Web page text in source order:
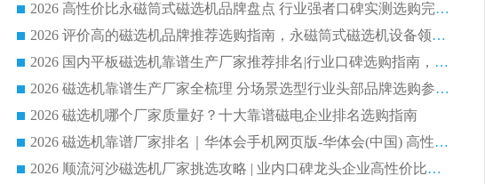
2026 高性价比永磁筒式磁选机品牌盘点 行业强者口碑实测选购完整指南
2026 评价高的磁选机品牌推荐选购指南，永磁筒式磁选机设备领域强者全景行业口碑解析
2026 国内平板磁选机靠谱生产厂家推荐排名|行业口碑选购指南，领域强者按需选设备
2026 磁选机靠谱生产厂家全梳理 分场景选型行业头部品牌选购参考攻略
2026 磁选机哪个厂家质量好？十大靠谱磁电企业排名选购指南
2026 磁选机靠谱厂家排名｜华体会手机网页版-华体会(中国) 高性价比磁选机磁电品牌
2026 顺流河沙磁选机厂家挑选攻略 | 业内口碑龙头企业高性价比品牌推荐